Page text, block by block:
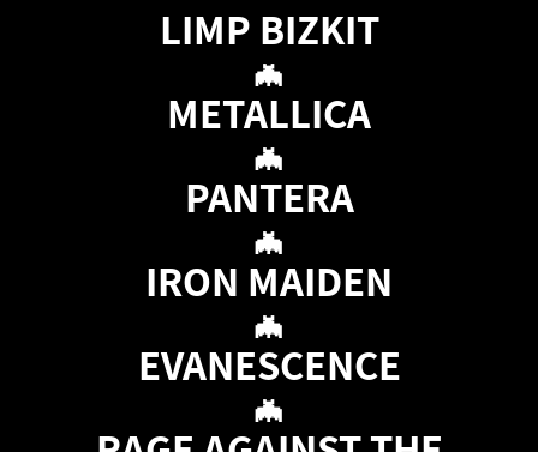
LIMP BIZKIT
🦇
METALLICA
🦇
PANTERA
🦇
IRON MAIDEN
🦇
EVANESCENCE
🦇